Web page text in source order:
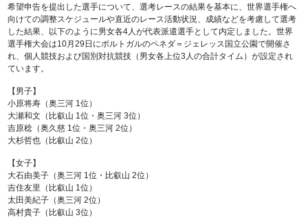
希望申告を提出した選手について、選考レースの結果を基本に、世界選手権へ
向けての調整スケジュールや直近のレース活動状況、成績などを考慮して選考
した結果、以下のように男女各4人が代表派遣選手として内定しました。世界
選手権大会は10月29日にポルトガルのペネダ＝ジェレッス国立公園で開催さ
れ、個人競技および国別対抗競技（男女各上位3人の合計タイム）が設定され
ています。
【男子】
小原将寿（奥三河 1位）
大瀬和文（比叡山 1位・奥三河 3位）
吉原稔（奥久慈 1位・奥三河 2位）
大杉哲也（比叡山 2位）
【女子】
大石由美子（奥三河 1位・比叡山 2位）
吉住友里（比叡山 1位）
太田美紀子（奥三河 2位）
高村貴子（比叡山 3位）